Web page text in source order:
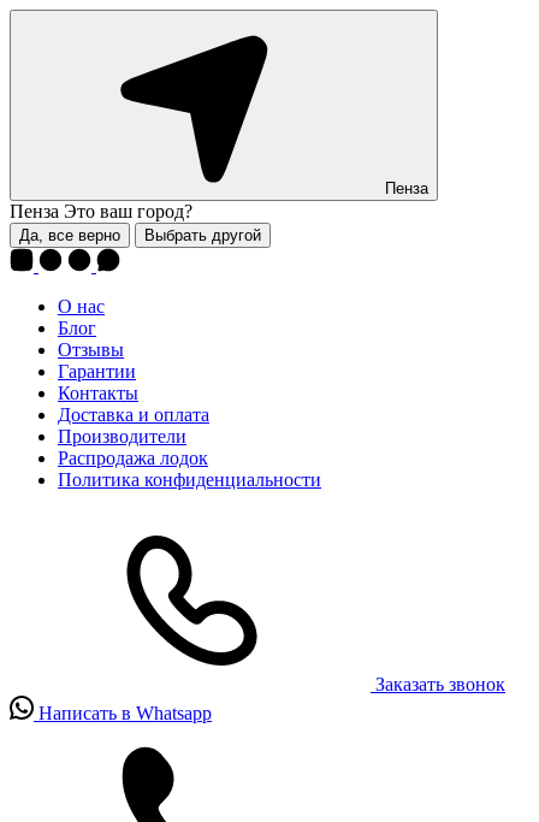
Пенза
Пенза Это ваш город?
Да, все верно Выбрать другой
О нас
Блог
Отзывы
Гарантии
Контакты
Доставка и оплата
Производители
Распродажа лодок
Политика конфиденциальности
Заказать звонок
Написать в Whatsapp